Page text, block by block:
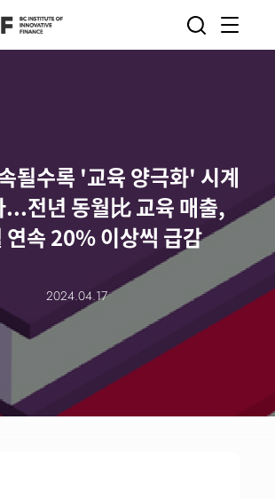
메뉴
열기
검색
될수록 '교육 양극화' 시계
...전년 동월比 교육 매출,
연속 20% 이상씩 급감
2024.04.17